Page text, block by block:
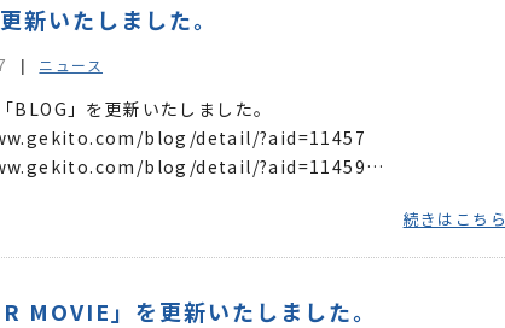
新いたしました。
ニュース
BLOG」を更新いたしました。
blog/detail/?aid=11457
blog/detail/?aid=11459
続きはこちら
MOVIE」を更新いたしました。